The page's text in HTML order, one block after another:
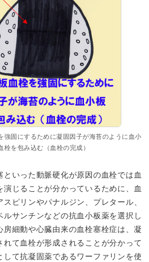
強固にするために凝固因子が海苔のように血小
栓を包み込む（血栓の完成）
といった動脈硬化が原因の血栓では血
演じることが分かっているために、血
ピリンやパナルジン、プレタール、
ルサンチンなどの抗血小板薬を選択し
房細動や心臓由来の血栓塞栓症は、凝
れて血栓が形成されることが分かって
して抗凝固薬であるワーファリンを使